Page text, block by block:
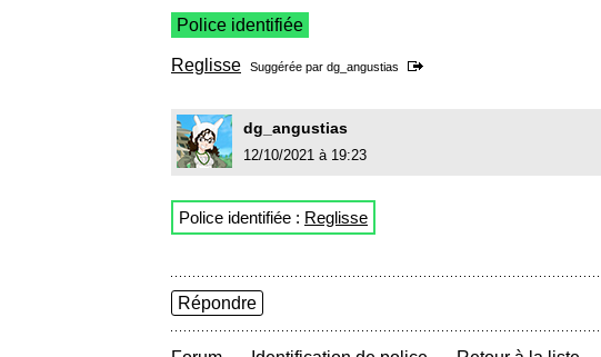
Police identifiée
Reglisse Suggérée par dg_angustias
dg_angustias
12/10/2021 à 19:23
Police identifiée : Reglisse
Répondre